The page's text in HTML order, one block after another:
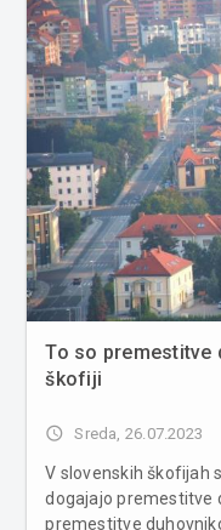
To so premestitve
škofiji
access_time Sreda, 26.07.2023
V slovenskih škofijah
dogajajo premestitve
premestitve